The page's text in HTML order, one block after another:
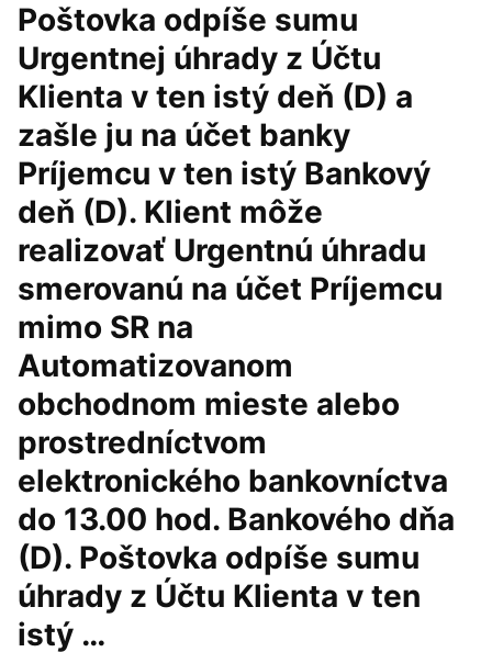
Poštovka odpíše sumu
Urgentnej úhrady z Účtu
Klienta v ten istý deň (D) a
zašle ju na účet banky
Príjemcu v ten istý Bankový
deň (D). Klient môže
realizovať Urgentnú úhradu
smerovanú na účet Príjemcu
mimo SR na
Automatizovanom
obchodnom mieste alebo
prostredníctvom
elektronického bankovníctva
do 13.00 hod. Bankového dňa
(D). Poštovka odpíše sumu
úhrady z Účtu Klienta v ten
istý …